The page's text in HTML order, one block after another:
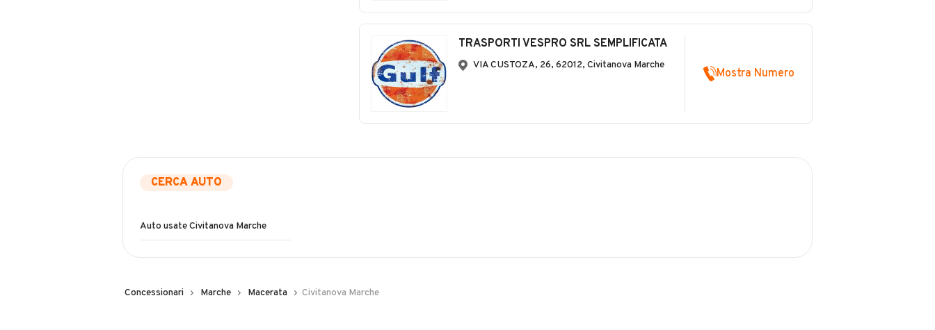
TRASPORTI VESPRO SRL SEMPLIFICATA
VIA CUSTOZA, 26, 62012, Civitanova Marche
Mostra Numero
CERCA AUTO
Auto usate Civitanova Marche
Concessionari Marche Macerata Civitanova Marche